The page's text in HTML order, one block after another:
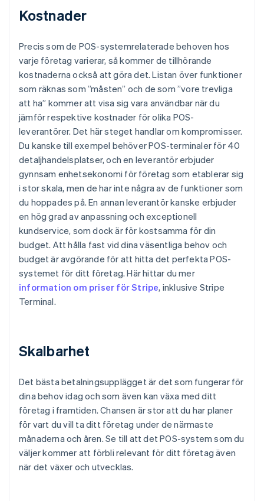
Kostnader
Precis som de POS-systemrelaterade behoven hos
varje företag varierar, så kommer de tillhörande
kostnaderna också att göra det. Listan över funktioner
som räknas som ”måsten” och de som ”vore trevliga
att ha” kommer att visa sig vara användbar när du
jämför respektive kostnader för olika POS-
leverantörer. Det här steget handlar om kompromisser.
Du kanske till exempel behöver POS-terminaler för 40
detaljhandelsplatser, och en leverantör erbjuder
gynnsam enhetsekonomi för företag som etablerar sig
i stor skala, men de har inte några av de funktioner som
du hoppades på. En annan leverantör kanske erbjuder
en hög grad av anpassning och exceptionell
kundservice, som dock är för kostsamma för din
budget. Att hålla fast vid dina väsentliga behov och
budget är avgörande för att hitta det perfekta POS-
systemet för ditt företag. Här hittar du mer
information om priser för Stripe, inklusive Stripe
Terminal.
Skalbarhet
Det bästa betalningsupplägget är det som fungerar för
dina behov idag och som även kan växa med ditt
företag i framtiden. Chansen är stor att du har planer
för vart du vill ta ditt företag under de närmaste
månaderna och åren. Se till att det POS-system som du
väljer kommer att förbli relevant för ditt företag även
när det växer och utvecklas.
Australien
English